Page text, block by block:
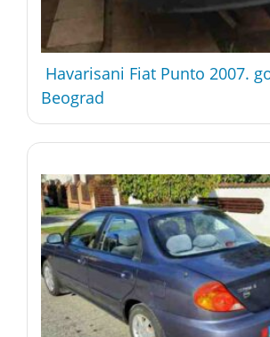
Havarisani Fiat Punto 2007.
Beograd